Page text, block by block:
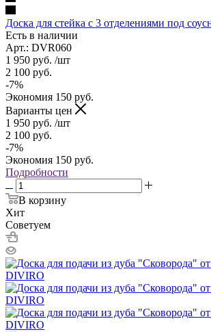
Доска для стейка с 3 отделениями под
Есть в наличии
Арт.: DVR060
1 950 руб. /шт
2 100 руб.
-7%
Экономия 150 руб.
Варианты цен
1 950 руб. /шт
2 100 руб.
-7%
Экономия 150 руб.
Подробности
В корзину
Хит
Советуем